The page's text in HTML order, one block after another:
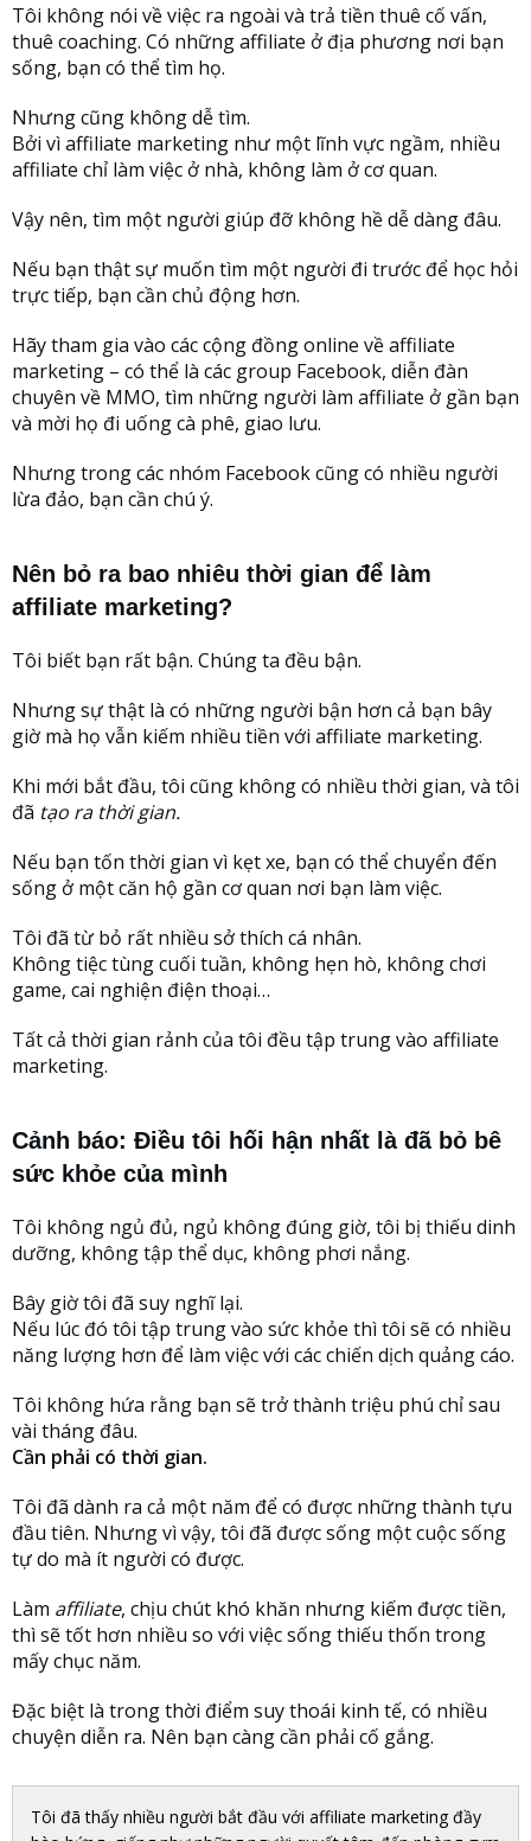
Tôi không nói về việc ra ngoài và trả tiền thuê cố vấn,
thuê coaching. Có những affiliate ở địa phương nơi bạn
sống, bạn có thể tìm họ.
Nhưng cũng không dễ tìm.
Bởi vì affiliate marketing như một lĩnh vực ngầm, nhiều
affiliate chỉ làm việc ở nhà, không làm ở cơ quan.
Vậy nên, tìm một người giúp đỡ không hề dễ dàng đâu.
Nếu bạn thật sự muốn tìm một người đi trước để học hỏi
trực tiếp, bạn cần chủ động hơn.
Hãy tham gia vào các cộng đồng online về affiliate
marketing – có thể là các group Facebook, diễn đàn
chuyên về MMO, tìm những người làm affiliate ở gần bạn
và mời họ đi uống cà phê, giao lưu.
Nhưng trong các nhóm Facebook cũng có nhiều người
lừa đảo, bạn cần chú ý.
Nên bỏ ra bao nhiêu thời gian để làm
affiliate marketing?
Tôi biết bạn rất bận. Chúng ta đều bận.
Nhưng sự thật là có những người bận hơn cả bạn bây
giờ mà họ vẫn kiếm nhiều tiền với affiliate marketing.
Khi mới bắt đầu, tôi cũng không có nhiều thời gian, và tôi
đã tạo ra thời gian.
Nếu bạn tốn thời gian vì kẹt xe, bạn có thể chuyển đến
sống ở một căn hộ gần cơ quan nơi bạn làm việc.
Tôi đã từ bỏ rất nhiều sở thích cá nhân.
Không tiệc tùng cuối tuần, không hẹn hò, không chơi
game, cai nghiện điện thoại…
Tất cả thời gian rảnh của tôi đều tập trung vào affiliate
marketing.
Cảnh báo: Điều tôi hối hận nhất là đã bỏ bê
sức khỏe của mình
Tôi không ngủ đủ, ngủ không đúng giờ, tôi bị thiếu dinh
dưỡng, không tập thể dục, không phơi nắng.
Bây giờ tôi đã suy nghĩ lại.
Nếu lúc đó tôi tập trung vào sức khỏe thì tôi sẽ có nhiều
năng lượng hơn để làm việc với các chiến dịch quảng cáo.
Tôi không hứa rằng bạn sẽ trở thành triệu phú chỉ sau
vài tháng đâu.
Cần phải có thời gian.
Tôi đã dành ra cả một năm để có được những thành tựu
đầu tiên. Nhưng vì vậy, tôi đã được sống một cuộc sống
tự do mà ít người có được.
Làm affiliate, chịu chút khó khăn nhưng kiếm được tiền,
thì sẽ tốt hơn nhiều so với việc sống thiếu thốn trong
mấy chục năm.
Đặc biệt là trong thời điểm suy thoái kinh tế, có nhiều
chuyện diễn ra. Nên bạn càng cần phải cố gắng.
Tôi đã thấy nhiều người bắt đầu với affiliate marketing đầy